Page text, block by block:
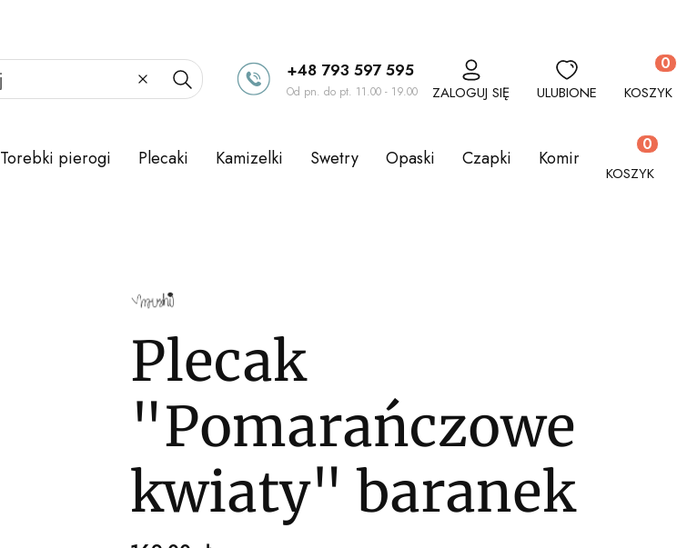
Wyczyść
Szukaj
+48 793 597 595
Od pn. do pt. 11.00 - 19.00 ZALOGUJ SIĘ ULUBIONE KOSZYK
Torebki pierogi Plecaki Kamizelki Swetry Opaski Czapki Kominy Komplety
KOSZYK
Plecak
"Pomarańczowe
kwiaty" baranek